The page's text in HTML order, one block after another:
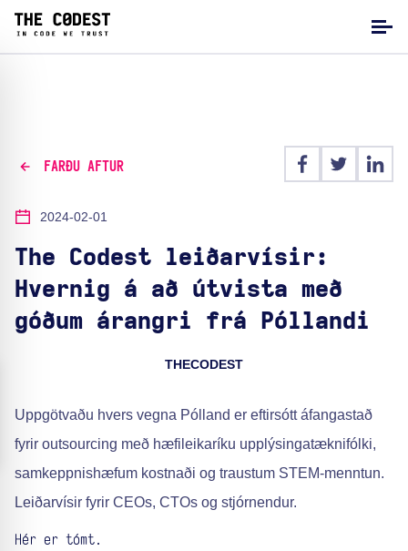
FARÐU AFTUR
2024-02-01
The Codest leiðarvísir:
Hvernig á að útvista með
góðum árangri frá Póllandi
THECODEST
Uppgötvaðu hvers vegna Pólland er eftirsótt áfangastað
fyrir outsourcing með hæfileikaríku upplýsingatæknifólki,
samkeppnishæfum kostnaði og traustum STEM-menntun.
Leiðarvísir fyrir CEOs, CTOs og stjórnendur.
Hér er tómt.